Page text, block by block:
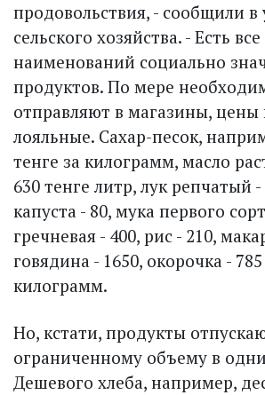
продовольствия, - сообщили в
сельского хозяйства. - Есть все
наименований социально
продуктов. По мере
отправляют в магазины, цены
лояльные. Сахар-песок,
тенге за килограмм, масло
630 тенге литр, лук репчатый -
капуста - 80, мука первого
гречневая - 400, рис - 210,
говядина - 1650, окорочка -
килограмм.
Но, кстати, продукты
ограниченному объему в
Дешевого хлеба, например,